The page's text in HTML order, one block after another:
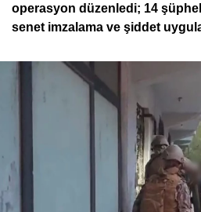
operasyon düzenledi; 14
senet imzalama ve şiddet